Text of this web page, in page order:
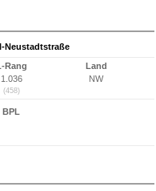
Neustadtstraße
Rang
1.036
(458)
Land
NW
BPL